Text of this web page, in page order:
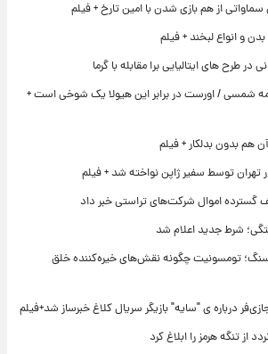
از هم بازی شدن با امین تارخ + فیلم
و انواع لبخند + فیلم
در طرح های ایتالیایی برا مقابله با گرما
شمسی / اورست در برابر این هیولا یک شوخی است +
هم بدون بدلکار + فیلم
توسط سفیر ژاپن نواخته شد + فیلم
گسترده اموال شرکت‌های تراستی خبر داد
شرط جدید اعلام شد
تومسونیت چگونه نقش‌های خیره‌کننده خلق
درباره ی "سایه" بازیگر سریال کلاغ خبرساز شد+فیلم